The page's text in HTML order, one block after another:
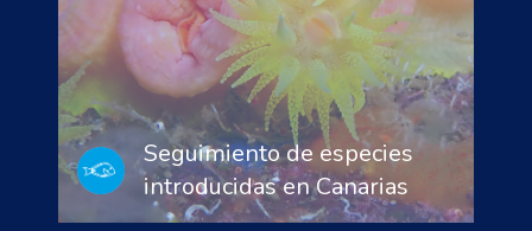
Seguimiento de especies
introducidas en Canarias